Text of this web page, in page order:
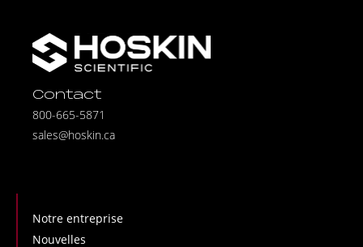
Contact
800-665-5871
sales@hoskin.ca
Notre entreprise
Nouvelles